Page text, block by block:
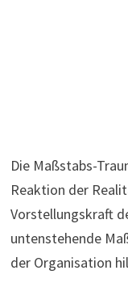
Die Maßstabs-
Reaktion der
Vorstellungskraft
untenstehende
der Organisation